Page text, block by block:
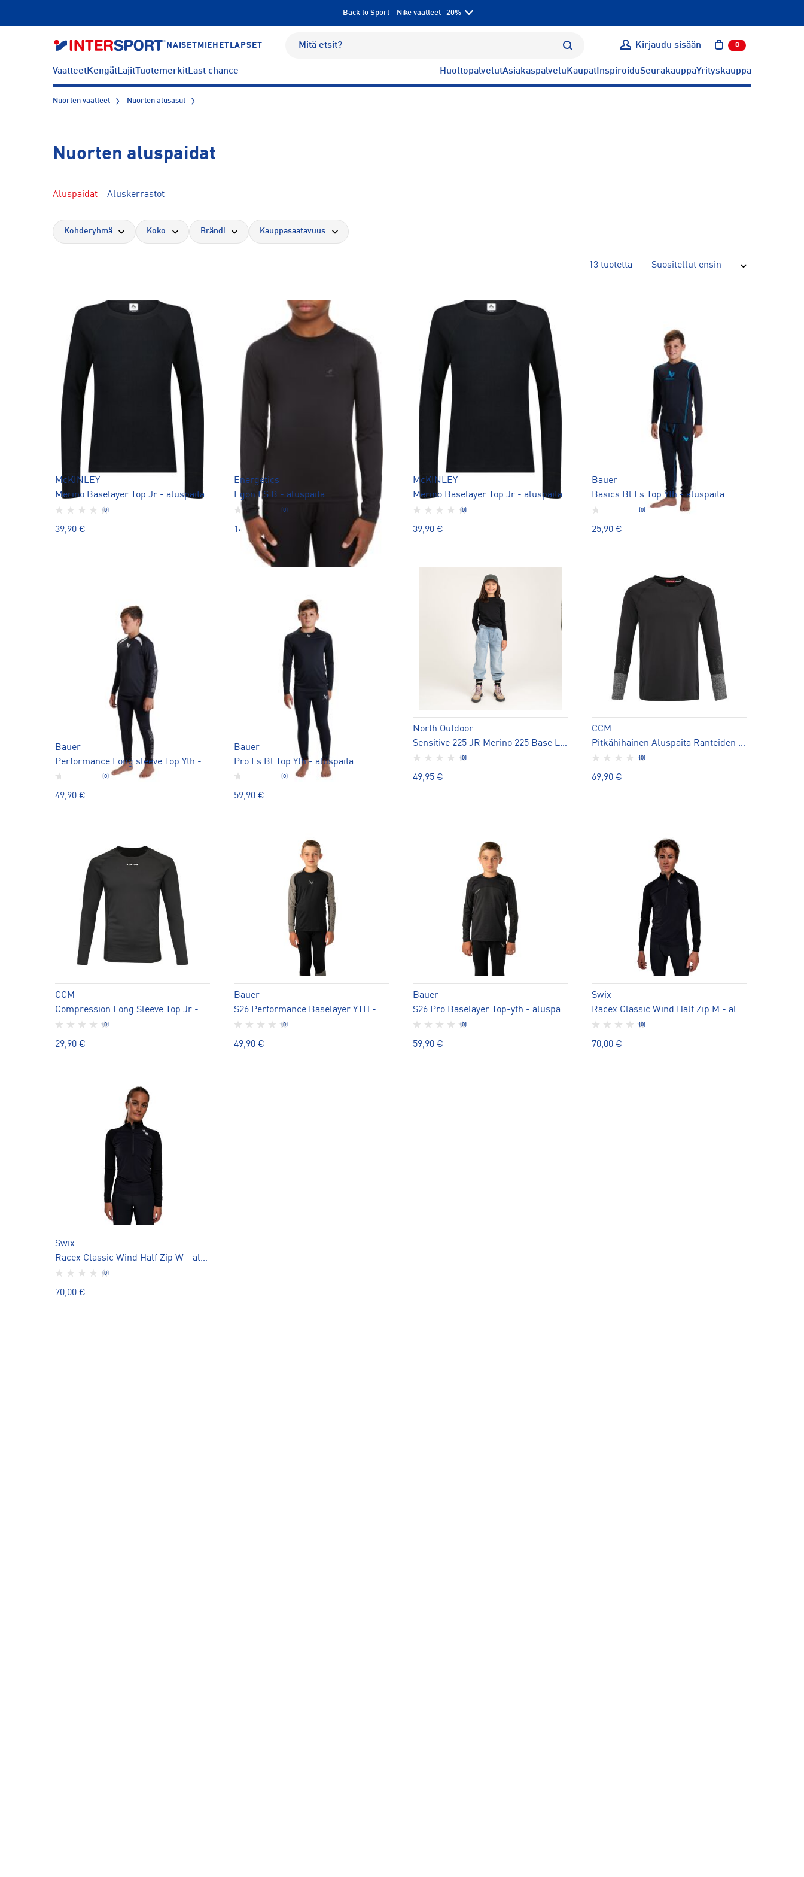
Back to Sport - Nike vaatteet -20%
NAISET MIEHET LAPSET Kirjaudu sisään 0 tuotetta
VaatteetKengätLajitTuotemerkitLast chance HuoltopalvelutAsiakaspalvelu Kaupat InspiroiduSeurakauppaYrityskauppa
Nuorten vaatteet Nuorten alusasut
Nuorten aluspaidat
Aluspaidat Aluskerrastot
Kohderyhmä Koko Brändi Kauppasaatavuus
13 tuotetta
McKINLEY
Merino Baselayer Top Jr - aluspaita
(0)
39,90 €
Energetics
Egon LS B - aluspaita
(0)
14,90 €
McKINLEY
Merino Baselayer Top Jr - aluspaita
(0)
39,90 €
Bauer
Basics Bl Ls Top Yth - aluspaita
(0)
25,90 €
Bauer
Performance Long sleeve Top Yth - aluspaita
(0)
49,90 €
Bauer
Pro Ls Bl Top Yth - aluspaita
(0)
59,90 €
North Outdoor
Sensitive 225 JR Merino 225 Base Layer Shirt - aluspaita
(0)
49,95 €
CCM
Pitkähihainen Aluspaita Ranteiden Viiltosuojalla Jr
(0)
69,90 €
CCM
Compression Long Sleeve Top Jr - aluspaita
(0)
29,90 €
Bauer
S26 Performance Baselayer YTH - aluspaita
(0)
49,90 €
Bauer
S26 Pro Baselayer Top-yth - aluspaita
(0)
59,90 €
Swix
Racex Classic Wind Half Zip M - aluspaita
(0)
70,00 €
Swix
Racex Classic Wind Half Zip W - aluspaita
(0)
70,00 €